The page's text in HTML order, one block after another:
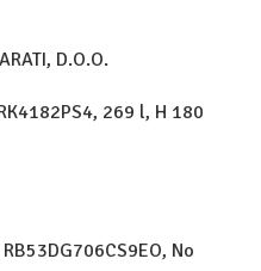
D.O.O.
269 l, H 180
No